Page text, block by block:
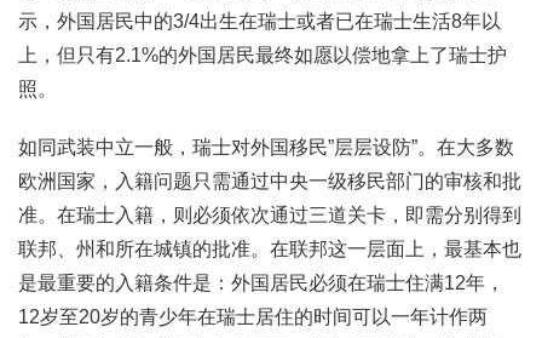
示，外国居民中的3/4出生在瑞士或者已在瑞士生活8年以
上，但只有2.1%的外国居民最终如愿以偿地拿上了瑞士护
照。
如同武装中立一般，瑞士对外国移民”层层设防”。在大多数
欧洲国家，入籍问题只需通过中央一级移民部门的审核和批
准。在瑞士入籍，则必须依次通过三道关卡，即需分别得到
联邦、州和所在城镇的批准。在联邦这一层面上，最基本也
是最重要的入籍条件是：外国居民必须在瑞士住满12年，
12岁至20岁的青少年在瑞士居住的时间可以一年计作两